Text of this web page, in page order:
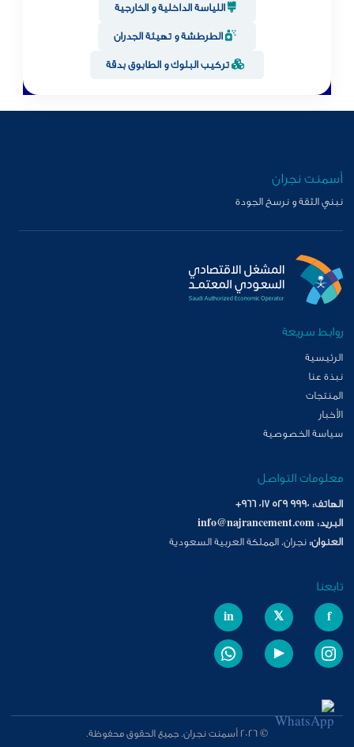
اللياسة الداخلية و الخارجية
الطرطشة و تهيئة الجدران
تركيب البلوك و الطابوق بدقة
أسمنت نجران
نبني الثقة و نرسخ الجودة
روابط سريعة
الرئيسية
نبذة عنا
المنتجات
الأخبار
سياسة الخصوصية
معلومات التواصل
الهاتف: +966 017 529 9990
البريد: info@najrancement.com
العنوان: نجران، المملكة العربية السعودية
تابعنا
f
𝕏
in
▶
© 2026 أسمنت نجران. جميع الحقوق محفوظة.